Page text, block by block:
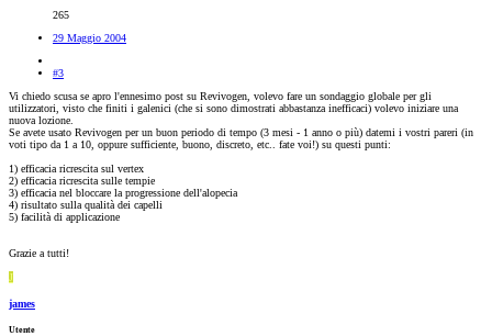
265
29 Maggio 2004
#3
Vi chiedo scusa se apro l'ennesimo post su Revivogen, volevo fare un sondaggio globale per gli
utilizzatori, visto che finiti i galenici (che si sono dimostrati abbastanza inefficaci) volevo iniziare una
nuova lozione.
Se avete usato Revivogen per un buon periodo di tempo (3 mesi - 1 anno o più) datemi i vostri pareri (in
voti tipo da 1 a 10, oppure sufficiente, buono, discreto, etc.. fate voi!) su questi punti:
1) efficacia ricrescita sul vertex
2) efficacia ricrescita sulle tempie
3) efficacia nel bloccare la progressione dell'alopecia
4) risultato sulla qualità dei capelli
5) facilità di applicazione
Grazie a tutti!
J
james
Utente